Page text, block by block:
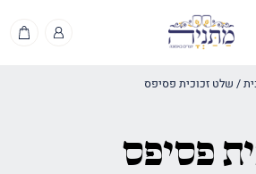
/ שלט זכוכית פסיפס
פסיפס